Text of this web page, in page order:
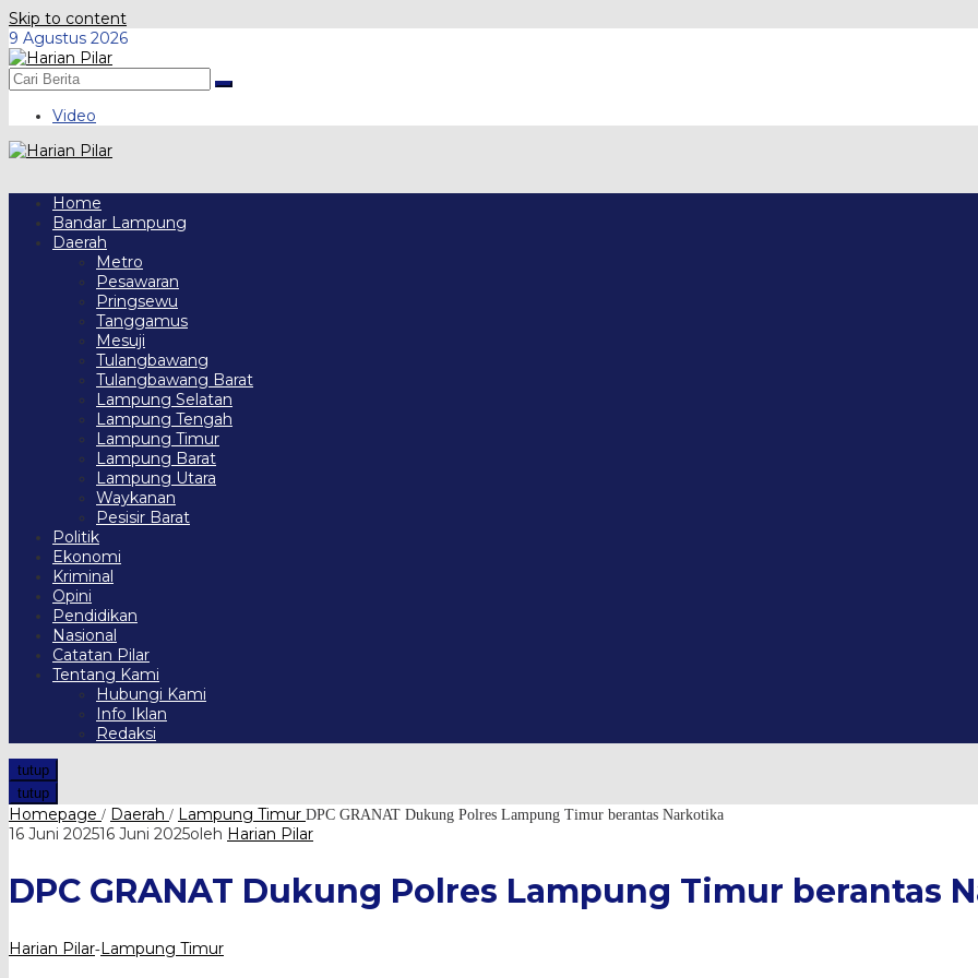
Skip to content
9 Agustus 2026
Video
Home
Bandar Lampung
Daerah
Metro
Pesawaran
Pringsewu
Tanggamus
Mesuji
Tulangbawang
Tulangbawang Barat
Lampung Selatan
Lampung Tengah
Lampung Timur
Lampung Barat
Lampung Utara
Waykanan
Pesisir Barat
Politik
Ekonomi
Kriminal
Opini
Pendidikan
Nasional
Catatan Pilar
Tentang Kami
Hubungi Kami
Info Iklan
Redaksi
tutup
tutup
Homepage / Daerah / Lampung Timur DPC GRANAT Dukung Polres Lampung Timur berantas Narkotika
16 Juni 202516 Juni 2025oleh Harian Pilar
DPC GRANAT Dukung Polres Lampung Timur berantas
Harian Pilar-Lampung Timur